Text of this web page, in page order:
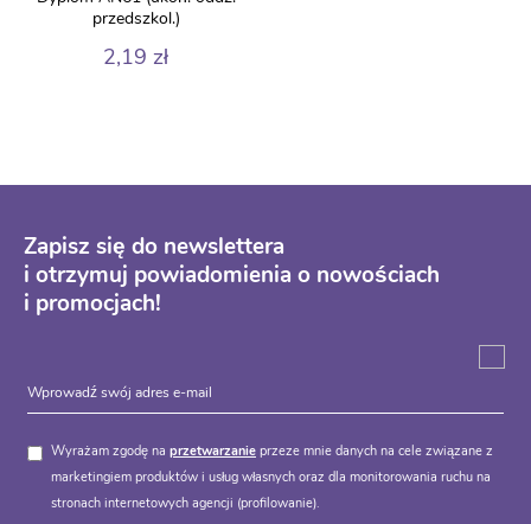
przedszkol.)
2,19 zł
Zapisz się do newslettera
i otrzymuj powiadomienia o nowościach
i promocjach!
Wyrażam zgodę na przetwarzanie przeze mnie danych na cele związane z
marketingiem produktów i usług własnych oraz dla monitorowania ruchu na
stronach internetowych agencji (profilowanie).